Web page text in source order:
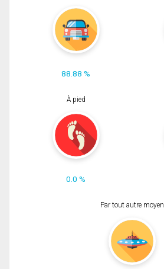
88.88 %
À pied
0.0 %
Par tout autre moyen